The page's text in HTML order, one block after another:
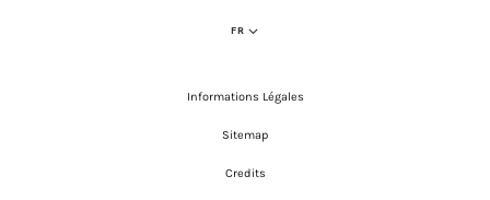
FR
Informations Légales
Sitemap
Credits